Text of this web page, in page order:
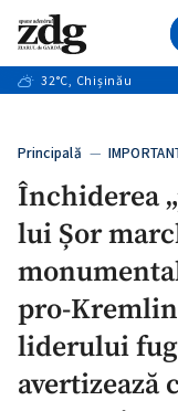
+11
+1
Caută
32°C, Chișinău
Principală —
Închiderea
lui Șor
pro-
liderului
avertizează